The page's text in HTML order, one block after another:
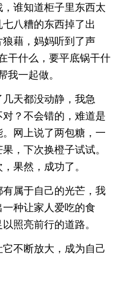
谁知道柜子里东西太
八糟的东西掉了出
藉，妈妈听到了声
干什么，要平底锅干什
我一起做。
天都没动静，我急
？不会错的，难道是
网上说了两包糖，一
，下次换橙子试试。
果然，成功了。
属于自己的光芒，我
种让家人爱吃的食
照亮前行的道路。
不断放大，成为自己